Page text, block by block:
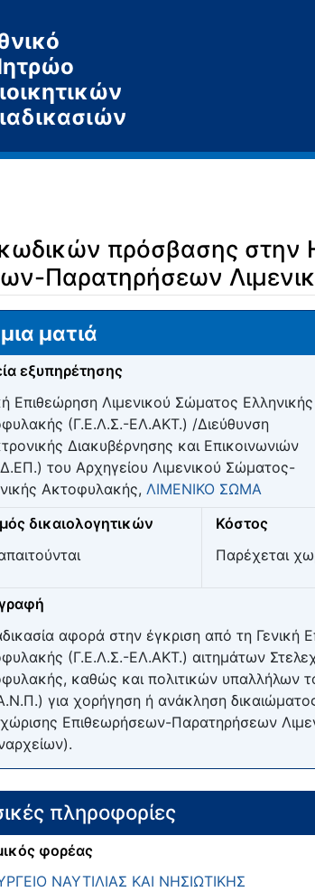
κωδικών πρόσβασης στην
Παρατηρήσεων
ματιά
εξυπηρέτησης
Επιθεώρηση Λιμενικού Σώματος Ελληνικής
(Γ.Ε.Λ.Σ.-ΕΛ.ΑΚΤ.) /Διεύθυνση
Διακυβέρνησης και Επικοινωνιών
του Αρχηγείου Λιμενικού Σώματος-
Ακτοφυλακής, ΛΙΜΕΝΙΚΟ ΣΩΜΑ
δικαιολογητικών
Κόστος
Παρέχεται
αφορά στην έγκριση από τη Γενική
(Γ.Ε.Λ.Σ.-ΕΛ.ΑΚΤ.) αιτημάτων
καθώς και πολιτικών υπαλλήλων
για χορήγηση ή ανάκληση
Επιθεωρήσεων-Παρατηρήσεων
πληροφορίες
φορέας
ΝΑΥΤΙΛΙΑΣ ΚΑΙ ΝΗΣΙΩΤΙΚΗΣ